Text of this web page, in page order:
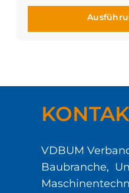
VDBUM
Baubranche,